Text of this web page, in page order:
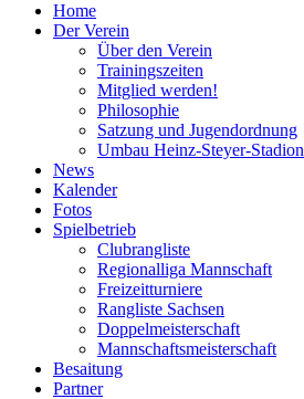
Home
Der Verein
Über den Verein
Trainingszeiten
Mitglied werden!
Philosophie
Satzung und Jugendordnung
Umbau Heinz-Steyer-Stadion
News
Kalender
Fotos
Spielbetrieb
Clubrangliste
Regionalliga Mannschaft
Freizeitturniere
Rangliste Sachsen
Doppelmeisterschaft
Mannschaftsmeisterschaft
Besaitung
Partner